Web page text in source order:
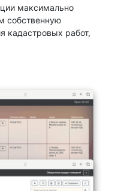
максимально
собственную
кадастровых работ,